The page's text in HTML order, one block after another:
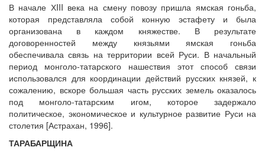
В начале ХIII века на смену повозу пришла ямская гоньба,
которая представляла собой конную эстафету и была
организована в каждом княжестве. В результате
договоренностей между князьями ямская гоньба
обеспечивала связь на территории всей Руси. В начальный
период монголо-татарского нашествия этот способ связи
использовался для координации действий русских князей, к
сожалению, вскоре большая часть русских земель оказалось
под монголо-татарским игом, которое задержало
политическое, экономическое и культурное развитие Руси на
столетия [Астрахан, 1996].
ТАРАБАРЩИНА